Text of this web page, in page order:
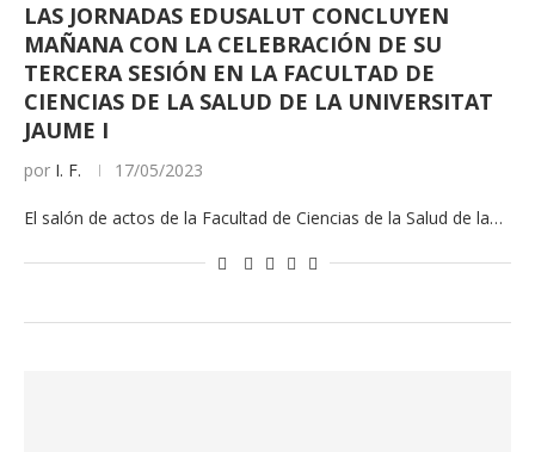
LAS JORNADAS EDUSALUT CONCLUYEN
MAÑANA CON LA CELEBRACIÓN DE SU
TERCERA SESIÓN EN LA FACULTAD DE
CIENCIAS DE LA SALUD DE LA UNIVERSITAT
JAUME I
por I. F. 17/05/2023
El salón de actos de la Facultad de Ciencias de la Salud de la…